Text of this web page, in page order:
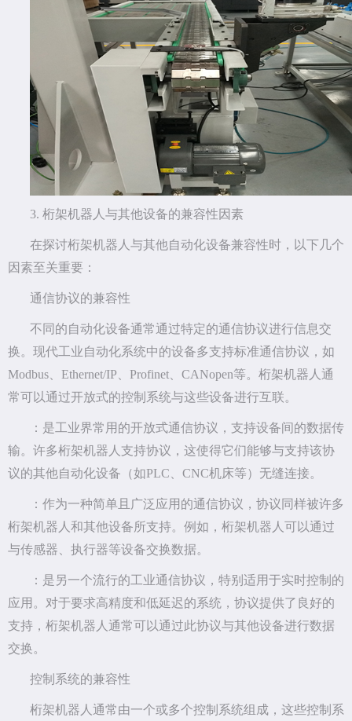
3. 桁架机器人与其他设备的兼容性因素
在探讨桁架机器人与其他自动化设备兼容性时，以下几个
因素至关重要：
通信协议的兼容性
不同的自动化设备通常通过特定的通信协议进行信息交
换。现代工业自动化系统中的设备多支持标准通信协议，如
Modbus、Ethernet/IP、Profinet、CANopen等。桁架机器人通
常可以通过开放式的控制系统与这些设备进行互联。
：是工业界常用的开放式通信协议，支持设备间的数据传
输。许多桁架机器人支持协议，这使得它们能够与支持该协
议的其他自动化设备（如PLC、CNC机床等）无缝连接。
：作为一种简单且广泛应用的通信协议，协议同样被许多
桁架机器人和其他设备所支持。例如，桁架机器人可以通过
与传感器、执行器等设备交换数据。
：是另一个流行的工业通信协议，特别适用于实时控制的
应用。对于要求高精度和低延迟的系统，协议提供了良好的
支持，桁架机器人通常可以通过此协议与其他设备进行数据
交换。
控制系统的兼容性
桁架机器人通常由一个或多个控制系统组成，这些控制系